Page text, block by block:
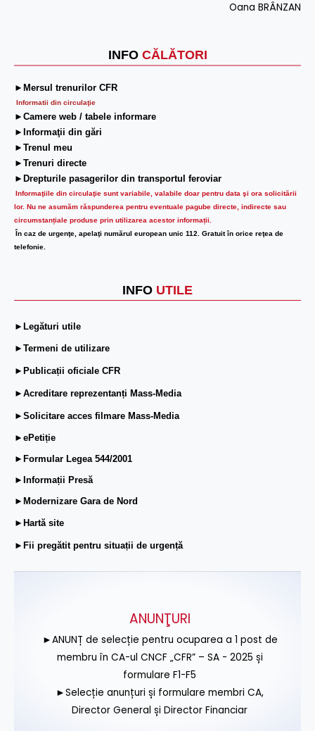
INFO CĂLĂTORI
►Mersul trenurilor CFR
Informatii din circulaţie
►Camere web / tabele informare
►Informaţii din gări
►Trenul meu
►Trenuri directe
►Drepturile pasagerilor din transportul feroviar
Informaţiile din circulaţie sunt variabile, valabile doar pentru data şi ora solicitării
lor. Nu ne asumăm răspunderea pentru eventuale pagube directe, indirecte sau
circumstanțiale produse prin utilizarea acestor informații.
În caz de urgenţe, apelaţi numărul european unic 112. Gratuit în orice reţea de
telefonie.
INFO UTILE
►Legături utile
►Termeni de utilizare
►Publicații oficiale CFR
►Acreditare reprezentanți Mass-Media
►Solicitare acces filmare Mass-Media
►ePetiție
►Formular Legea 544/2001
►Informații Presă
►Modernizare Gara de Nord
►Hartă site
►Fii pregătit pentru situații de urgență
Oana BRÂNZAN
ANUNŢURI
►ANUNȚ de selecție pentru ocuparea a 1 post de
membru în CA-ul CNCF „CFR” – SA - 2025 și
formulare F1-F5
►Selecție anunțuri și formulare membri CA,
Director General și Director Financiar